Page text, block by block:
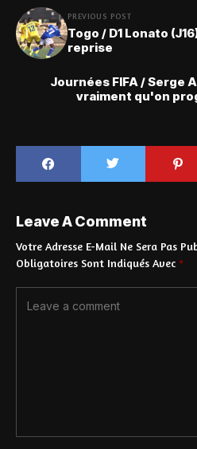
PREVIOUS POST
Togo / D1 Lonato
reprise
Journées FIFA / Serge
vraiment qu'on
Leave A Comment
Votre Adresse E-Mail Ne Sera Pas
Obligatoires Sont Indiqués Avec *